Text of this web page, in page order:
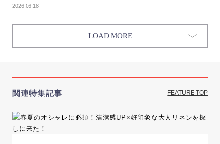
2026.06.18
LOAD MORE
関連特集記事 FEATURE TOP